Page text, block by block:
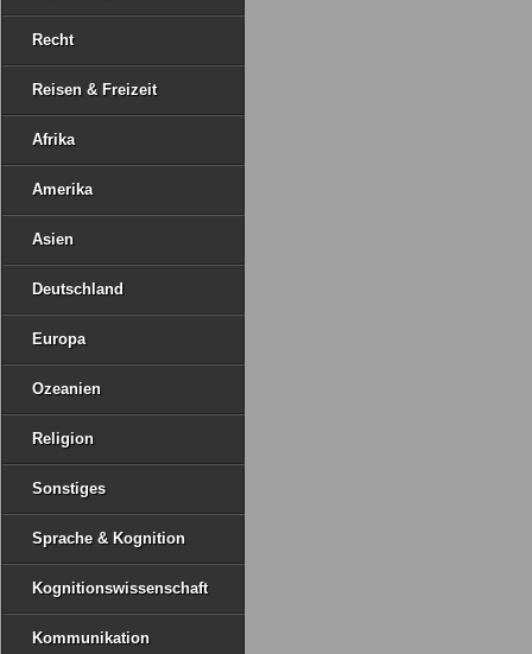
Recht
Reisen & Freizeit
Afrika
Amerika
Asien
Deutschland
Europa
Ozeanien
Religion
Sonstiges
Sprache & Kognition
Kognitionswissenschaft
Kommunikation